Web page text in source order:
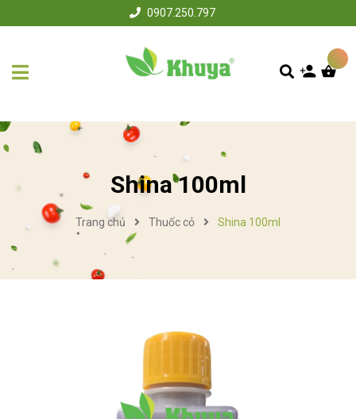
0907.250.797
Shina 100ml
Trang chủ Thuốc cỏ Shina 100ml